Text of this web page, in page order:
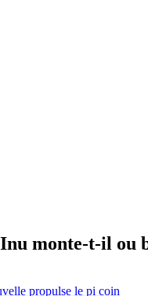
monte-t-il ou
propulse le pi coin